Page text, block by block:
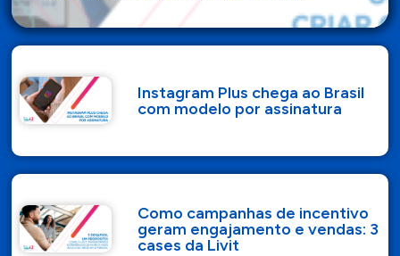
Instagram Plus chega ao Brasil
com modelo por assinatura
Como campanhas de incentivo
geram engajamento e vendas: 3
cases da Livit